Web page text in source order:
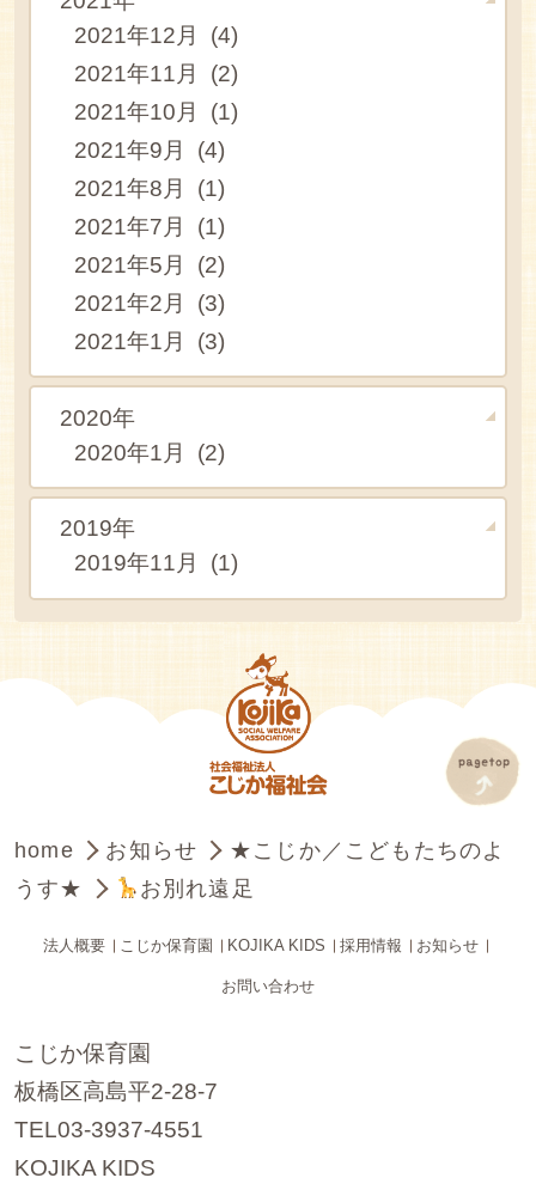
2021年12月 (4)
2021年11月 (2)
2021年10月 (1)
2021年9月 (4)
2021年8月 (1)
2021年7月 (1)
2021年5月 (2)
2021年2月 (3)
2021年1月 (3)
2020年
2020年1月 (2)
2019年
2019年11月 (1)
home お知らせ
★こじか／こどもたちのよ
うす★
お別れ遠足
法人概要 こじか保育園 KOJIKA KIDS 採用情報 お知らせ
お問い合わせ
こじか保育園
板橋区高島平2-28-7
TEL03-3937-4551
KOJIKA KIDS